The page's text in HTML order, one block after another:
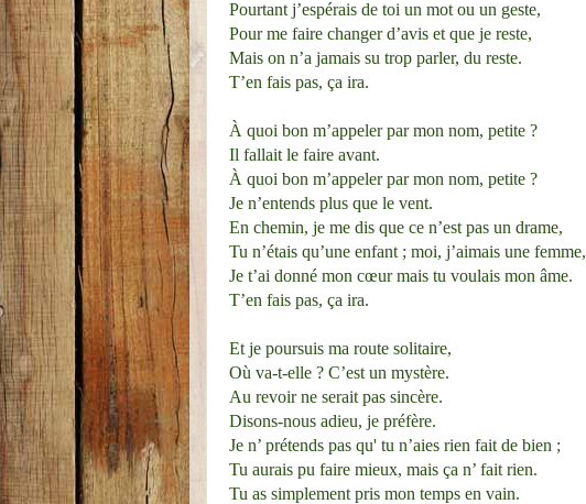
Pourtant j’espérais de toi un mot ou un geste,
Pour me faire changer d’avis et que je reste,
Mais on n’a jamais su trop parler, du reste.
T’en fais pas, ça ira.
À quoi bon m’appeler par mon nom, petite ?
Il fallait le faire avant.
À quoi bon m’appeler par mon nom, petite ?
Je n’entends plus que le vent.
En chemin, je me dis que ce n’est pas un drame,
Tu n’étais qu’une enfant ; moi, j’aimais une femme,
Je t’ai donné mon cœur mais tu voulais mon âme.
T’en fais pas, ça ira.
Et je poursuis ma route solitaire,
Où va-t-elle ? C’est un mystère.
Au revoir ne serait pas sincère.
Disons-nous adieu, je préfère.
Je n’ prétends pas qu' tu n’aies rien fait de bien ;
Tu aurais pu faire mieux, mais ça n’ fait rien.
Tu as simplement pris mon temps en vain.